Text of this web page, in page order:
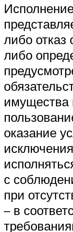
либо отказ
либо
имущества
оказание
с
при
– в